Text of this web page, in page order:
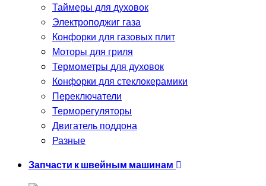
Таймеры для духовок
Электроподжиг газа
Конфорки для газовых плит
Моторы для гриля
Термометры для духовок
Конфорки для стеклокерамики
Переключатели
Терморегуляторы
Двигатель поддона
Разные
Запчасти к швейным машинам